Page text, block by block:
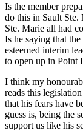
Is the member
do this in Sault Ste.
Ste. Marie all had
Is he saying that
esteemed interim
to open up in Point
I think my
reads this
that his fears have
guess is, being the
support us like his